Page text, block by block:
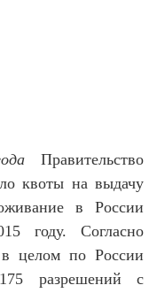
Правительство
квоты на выдачу
в России
году. Согласно
целом по России
разрешений с